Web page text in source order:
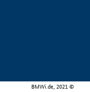
BMWi.de, 2021 ©